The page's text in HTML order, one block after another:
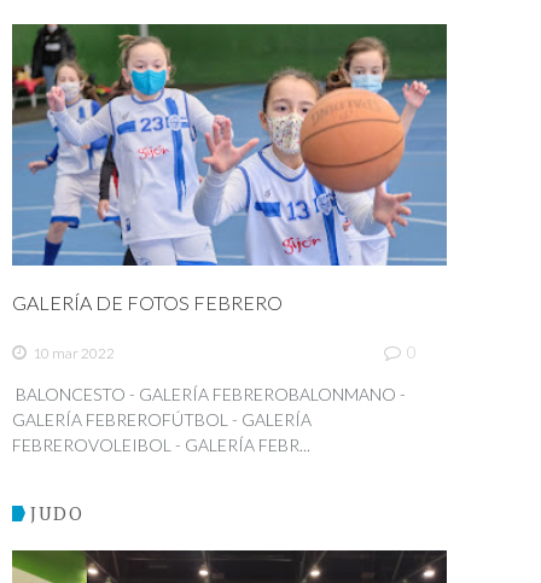
GALERÍA DE FOTOS FEBRERO
10 mar 2022 0
BALONCESTO - GALERÍA FEBREROBALONMANO -
GALERÍA FEBREROFÚTBOL - GALERÍA
FEBREROVOLEIBOL - GALERÍA FEBR...
JUDO